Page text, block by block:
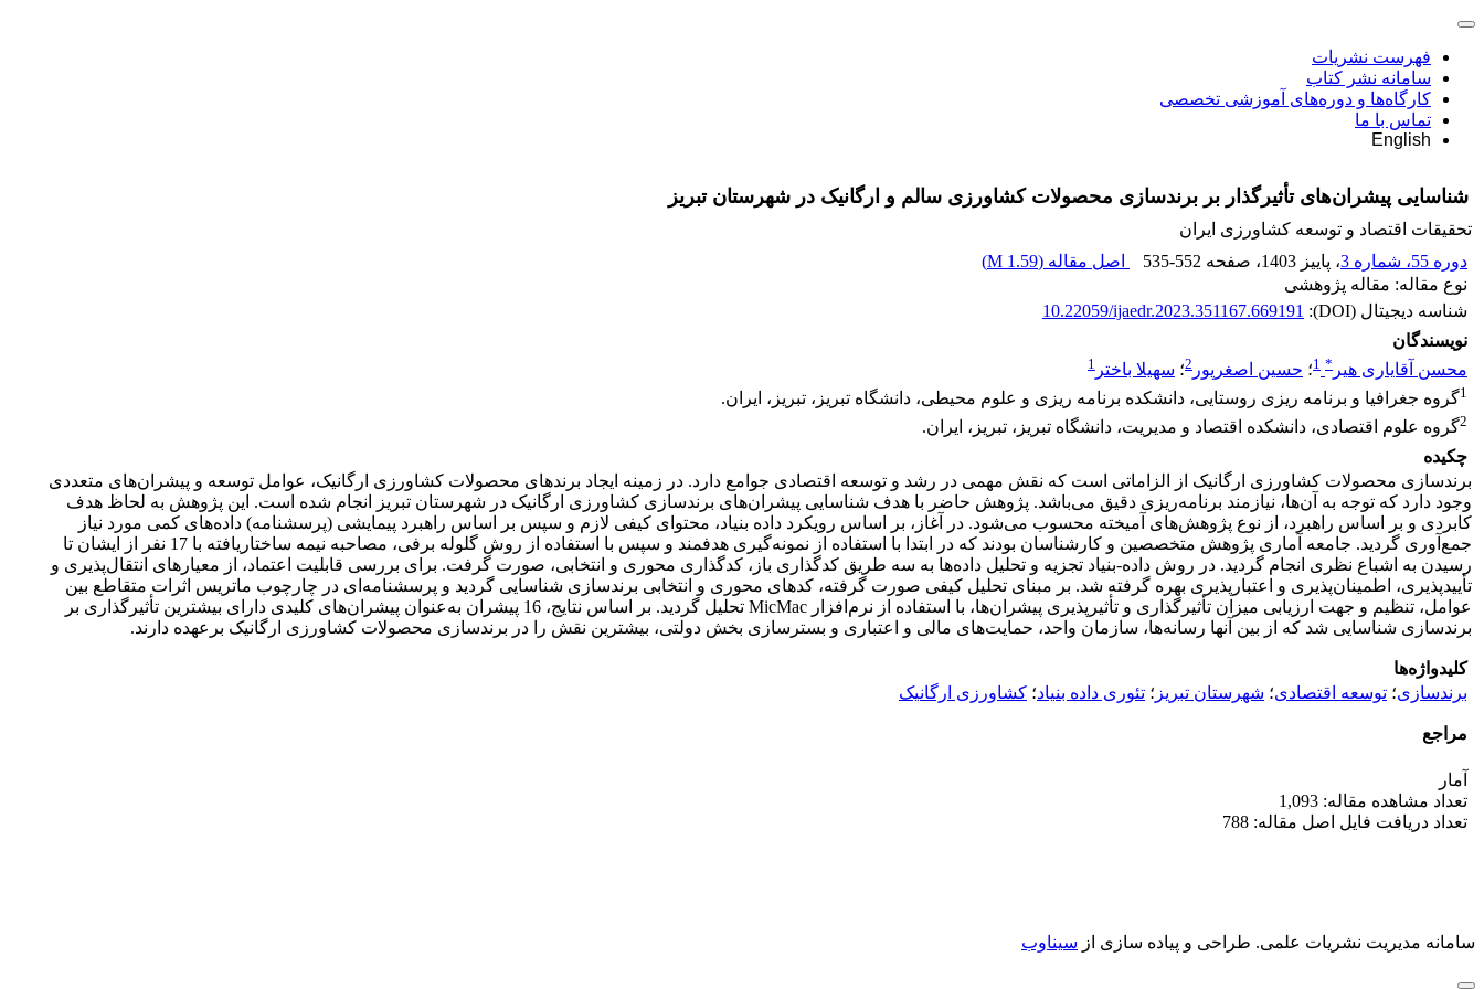
فهرست نشریات
سامانه نشر کتاب
کارگاه‌ها و دوره‌های آموزشی تخصصی
تماس با ما
English
شناسایی پیشران‌های تأثیرگذار بر برندسازی محصولات کشاورزی سالم و ارگانیک در شهرستان تبریز
تحقیقات اقتصاد و توسعه کشاورزی ایران
دوره 55، شماره 3
، پاییز 1403 ، صفحه 535-552 اصل مقاله (1.59 M
)
نوع مقاله: مقاله پژوهشی
شناسه دیجیتال (DOI):
10.22059/ijaedr.2023.351167.669191
نویسندگان
محسن آقایاری هیر *
1؛ حسین اصغرپور 2؛ سهیلا باختر 1
1گروه جغرافیا و برنامه ریزی روستایی، دانشکده برنامه ریزی و علوم محیطی، دانشگاه تبریز، تبریز، ایران.
2گروه علوم اقتصادی، دانشکده اقتصاد و مدیریت، دانشگاه تبریز، تبریز، ایران.
چکیده
برندسازی محصولات کشاورزی ارگانیک از الزاماتی است که نقش مهمی در رشد و توسعه اقتصادی جوامع دارد. در زمینه ایجاد برندهای محصولات کشاورزی ارگانیک، عوامل توسعه و پیشران‌های متعددی
وجود دارد که توجه به آن‌ها، نیازمند برنامه‌ریزی دقیق می‌باشد. پژوهش حاضر با هدف شناسایی پیشران‌های برندسازی کشاورزی ارگانیک در شهرستان تبریز انجام شده است. این پژوهش به لحاظ هدف
کابردی و بر اساس راهبرد، از نوع پژوهش‌های آمیخته محسوب می‌شود. در آغاز، بر اساس رویکرد داده بنیاد، محتوای کیفی لازم و سپس بر اساس راهبرد پیمایشی (پرسشنامه) داده‌های کمی مورد نیاز
جمع‌آوری گردید. جامعه آماری پژوهش متخصصین و کارشناسان بودند که در ابتدا با استفاده از نمونه‌گیری هدفمند و سپس با استفاده از روش گلوله برفی، مصاحبه نیمه ساختاریافته با 17 نفر از ایشان تا
رسیدن به اشباع نظری انجام گردید. در روش داده-بنیاد تجزیه و تحلیل داده‌ها به سه طریق کدگذاری باز، کدگذاری محوری و انتخابی، صورت گرفت. برای بررسی قابلیت اعتماد، از معیارهای انتقال‌پذیری و
تأییدپذیری، اطمینان‌پذیری و اعتبارپذیری بهره گرفته شد. بر مبنای تحلیل کیفی صورت گرفته، کدهای محوری و انتخابی برندسازی شناسایی گردید و پرسشنامه‌ای در چارچوب ماتریس اثرات متقاطع بین
عوامل، تنظیم و جهت ارزیابی میزان تأثیرگذاری و تأثیرپذیری پیشران‌ها، با استفاده از نرم‌افزار MicMac تحلیل گردید. بر اساس نتایج، 16 پیشران به‌عنوان پیشران‌های کلیدی دارای بیشترین تأثیرگذاری بر
برندسازی شناسایی شد که از بین آنها رسانه‌ها، سازمان واحد، حمایت‌های مالی و اعتباری و بسترسازی بخش دولتی، بیشترین نقش را در برندسازی محصولات کشاورزی ارگانیک برعهده دارند.
کلیدواژه‌ها
برندسازی؛ توسعه اقتصادی؛ شهرستان تبریز ؛ تئوری داده بنیاد؛ کشاورزی ارگانیک
مراجع
آمار
تعداد مشاهده مقاله: 1,093
تعداد دریافت فایل اصل مقاله: 788
سامانه مدیریت نشریات علمی. طراحی و پیاده سازی از سیناوب